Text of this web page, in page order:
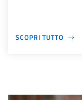
SCOPRI TUTTO